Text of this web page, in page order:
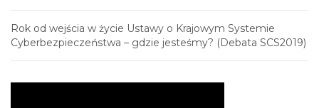
Rok od wejścia w życie Ustawy o Krajowym Systemie
Cyberbezpieczeństwa – gdzie jesteśmy? (Debata SCS2019)